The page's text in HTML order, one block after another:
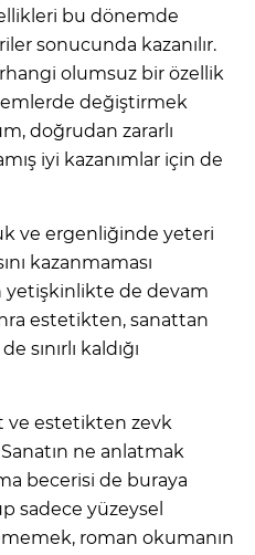
bu dönemde
sonucunda kazanılır.
olumsuz bir özellik
değiştirmek
doğrudan zararlı
iyi kazanımlar için de
ve ergenliğinde yeteri
kazanmaması
de devam
estetikten, sanattan
sınırlı kaldığı
ve estetikten zevk
Sanatın ne anlatmak
becerisi de buraya
sadece yüzeysel
roman okumanın